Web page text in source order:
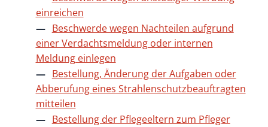
einreichen
Beschwerde wegen Nachteilen aufgrund
einer Verdachtsmeldung oder internen
Meldung einlegen
Bestellung, Änderung der Aufgaben oder
Abberufung eines Strahlenschutzbeauftragten
mitteilen
Bestellung der Pflegeeltern zum Pfleger